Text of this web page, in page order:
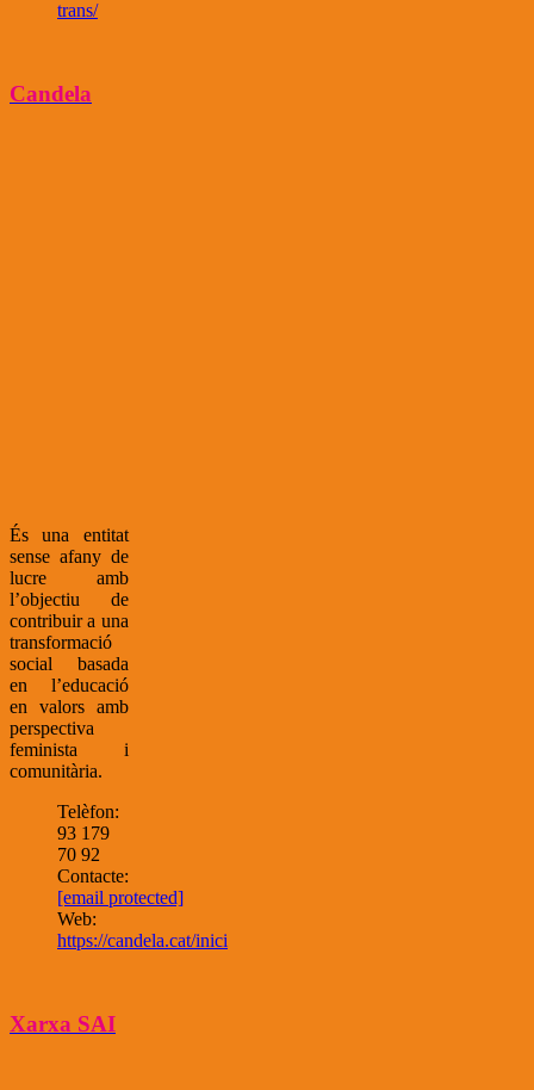
trans/
Candela
És una entitat
sense afany de
lucre amb
l’objectiu de
contribuir a una
transformació
social basada
en l’educació
en valors amb
perspectiva
feminista i
comunitària.
Telèfon:
93 179
70 92
Contacte:
[email protected]
Web:
https://candela.cat/inici
Xarxa SAI